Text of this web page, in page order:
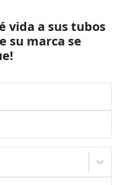
vida a sus tubos
su marca se